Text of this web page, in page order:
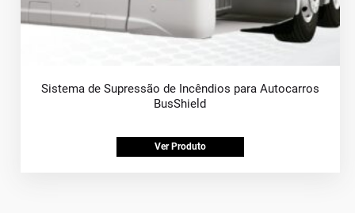
Sistema de Supressão de Incêndios para Autocarros
BusShield
Ver Produto